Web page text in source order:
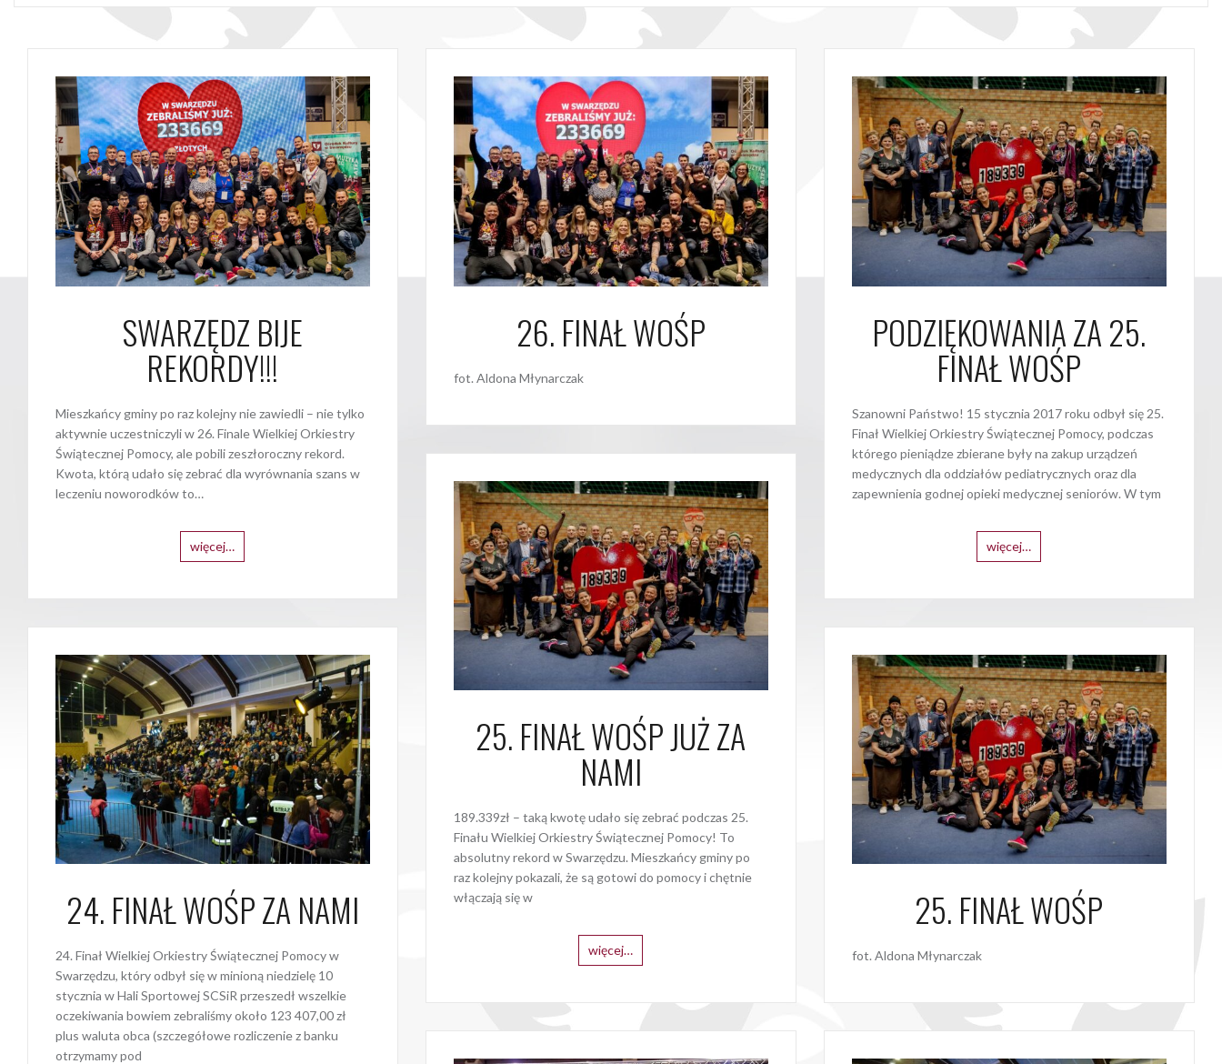
SWARZĘDZ BIJE
REKORDY!!!
Mieszkańcy gminy po raz kolejny nie zawiedli – nie tylko
aktywnie uczestniczyli w 26. Finale Wielkiej Orkiestry
Świątecznej Pomocy, ale pobili zeszłoroczny rekord.
Kwota, którą udało się zebrać dla wyrównania szans w
leczeniu noworodków to…
więcej…
26. FINAŁ WOŚP
fot. Aldona Młynarczak
PODZIĘKOWANIA ZA 25.
FINAŁ WOŚP
Szanowni Państwo! 15 stycznia 2017 roku odbył się 25.
Finał Wielkiej Orkiestry Świątecznej Pomocy, podczas
którego pieniądze zbierane były na zakup urządzeń
medycznych dla oddziałów pediatrycznych oraz dla
zapewnienia godnej opieki medycznej seniorów. W tym
więcej…
25. FINAŁ WOŚP JUŻ ZA
NAMI
189.339zł – taką kwotę udało się zebrać podczas 25.
Finału Wielkiej Orkiestry Świątecznej Pomocy! To
absolutny rekord w Swarzędzu. Mieszkańcy gminy po
raz kolejny pokazali, że są gotowi do pomocy i chętnie
włączają się w
więcej…
25. FINAŁ WOŚP
fot. Aldona Młynarczak
24. FINAŁ WOŚP ZA NAMI
24. Finał Wielkiej Orkiestry Świątecznej Pomocy w
Swarzędzu, który odbył się w minioną niedzielę 10
stycznia w Hali Sportowej SCSiR przeszedł wszelkie
oczekiwania bowiem zebraliśmy około 123 407,00 zł
plus waluta obca (szczegółowe rozliczenie z banku
otrzymamy pod